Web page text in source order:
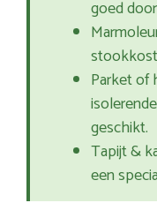
goed
Parket of
geschikt.
Tapijt &
een